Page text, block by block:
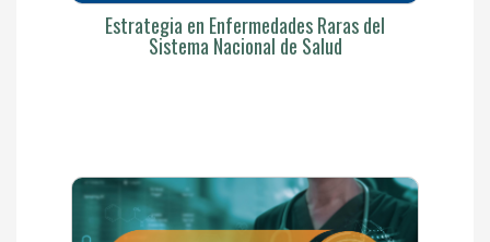
Estrategia en Enfermedades Raras del
Sistema Nacional de Salud